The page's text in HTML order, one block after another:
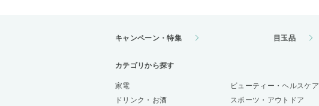
キャンペーン・特集 目玉品
カテゴリから探す
家電 ビューティー・ヘルスケア
ドリンク・お酒
スポーツ・アウトドア